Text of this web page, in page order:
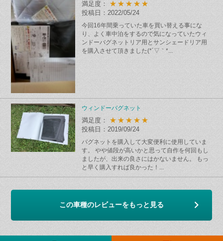
満足度： ★★★★★
投稿日：2022/05/24
今回16年間乗っていた車を買い替える事にな
り、よく車中泊をするので気になっていたウィ
ンドーバグネットリア用とサンシェードリア用
を購入させて頂きました(*´▽｀*...
ウィンドーバグネット
満足度： ★★★★★
投稿日：2019/09/24
バグネットを購入して大変便利に使用していま
す。 やや値段が高いかと思って自作を何回もし
ましたが、出来の良さにはかないません。 もっ
と早く購入すれば良かった！...
この車種のレビューをもっと見る